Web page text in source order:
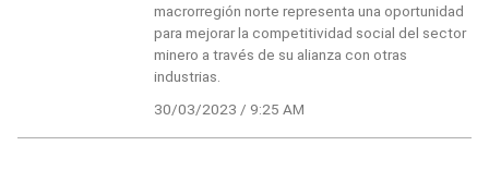
macrorregión norte representa una oportunidad
para mejorar la competitividad social del sector
minero a través de su alianza con otras
industrias.
30/03/2023 / 9:25 AM